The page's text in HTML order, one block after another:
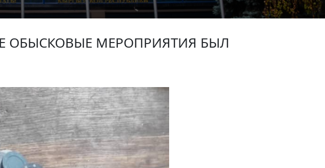
ОБЫСКОВЫЕ МЕРОПРИЯТИЯ БЫЛ